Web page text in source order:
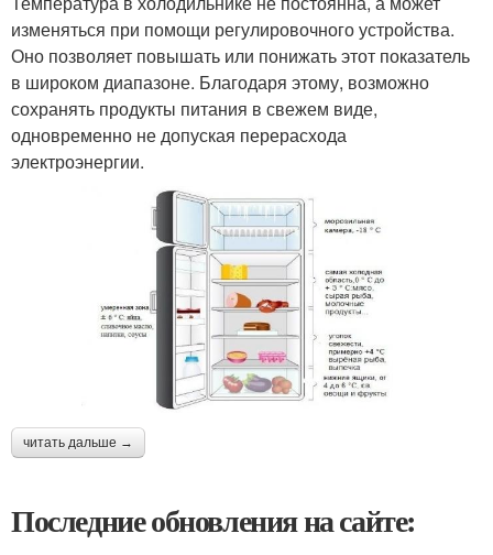
изменяться при помощи регулировочного устройства.
Оно позволяет повышать или понижать этот показатель
в широком диапазоне. Благодаря этому, возможно
сохранять продукты питания в свежем виде,
одновременно не допуская перерасхода
электроэнергии.
читать дальше →
Последние обновления на сайте: